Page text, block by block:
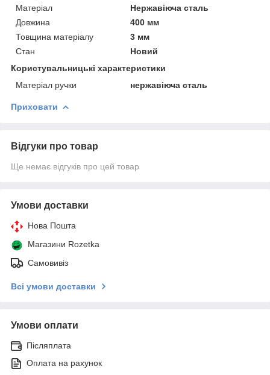
Матеріал
Нержавіюча сталь
Довжина
400 мм
Товщина матеріалу
3 мм
Стан
Новий
Користувальницькі характеристики
Матеріал ручки
нержавіюча сталь
Приховати
Відгуки про товар
Ще немає відгуків про цей товар
Умови доставки
Нова Пошта
Магазини Rozetka
Самовивіз
Всі умови доставки
Умови оплати
Післяплата
Оплата на рахунок